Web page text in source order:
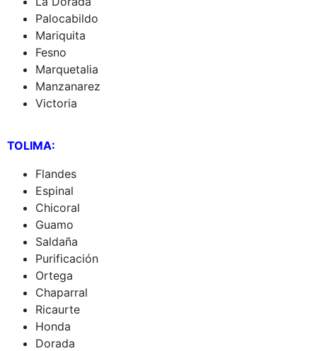
Palocabildo
Mariquita
Fesno
Marquetalia
Manzanarez
Victoria
TOLIMA:
Flandes
Espinal
Chicoral
Guamo
Saldaña
Purificación
Ortega
Chaparral
Ricaurte
Honda
Dorada